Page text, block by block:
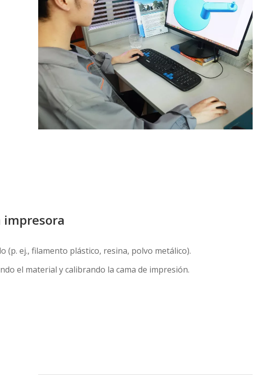
impresora
(p. ej., filamento plástico, resina, polvo metálico).
el material y calibrando la cama de impresión.